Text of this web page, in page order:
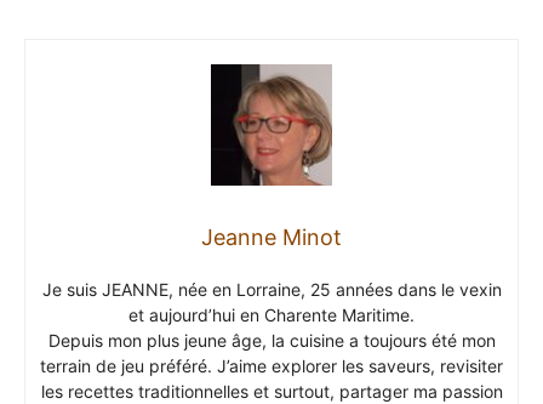
Jeanne Minot
Je suis JEANNE, née en Lorraine, 25 années dans le vexin
et aujourd’hui en Charente Maritime.
Depuis mon plus jeune âge, la cuisine a toujours été mon
terrain de jeu préféré. J’aime explorer les saveurs, revisiter
les recettes traditionnelles et surtout, partager ma passion